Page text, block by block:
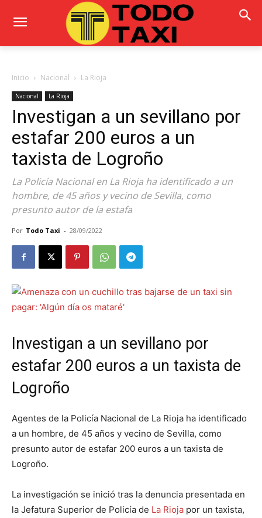
Inicio Nacional La Rioja
Nacional La Rioja
Investigan a un sevillano por
estafar 200 euros a un
taxista de Logroño
La Policía Nacional en La Rioja ha identificado a un
hombre, de 45 años y vecino de Sevilla, como
presunto autor de la estafa
Por Todo Taxi - 28/09/2022
Investigan a un sevillano por
estafar 200 euros a un taxista de
Logroño
Agentes de la Policía Nacional de La Rioja ha identificado
a un hombre, de 45 años y vecino de Sevilla, como
presunto autor de estafar 200 euros a un taxista de
Logroño.
La investigación se inició tras la denuncia presentada en
la Jefatura Superior de Policía de La Rioja por un taxista,